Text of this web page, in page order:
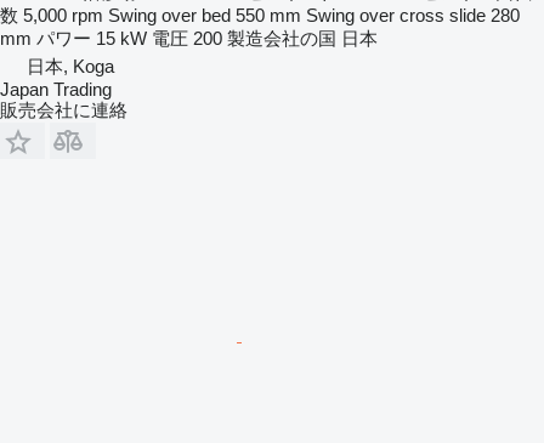
数 5,000 rpm Swing over bed 550 mm Swing over cross slide 280
mm パワー 15 kW 電圧 200 製造会社の国 日本
日本, Koga
Japan Trading
販売会社に連絡